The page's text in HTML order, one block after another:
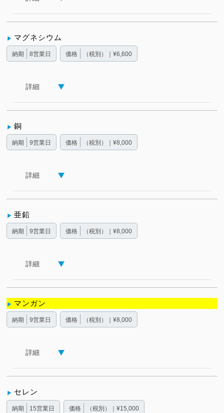
マグネシウム
納期 8営業日 価格 （税別）｜¥6,600
詳細
銅
納期 9営業日 価格 （税別）｜¥8,000
詳細
亜鉛
納期 9営業日 価格 （税別）｜¥8,000
詳細
マンガン
納期 9営業日 価格 （税別）｜¥8,000
詳細
セレン
納期 15営業日 価格 （税別）｜¥15,000